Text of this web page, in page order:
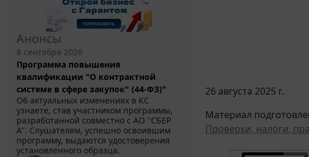
Анонсы
8 сентября 2026
Программа повышения
квалификации "О контрактной
системе в сфере закупок" (44-ФЗ)"
Об актуальных изменениях в КС
узнаете, став участником программы,
разработанной совместно с АО ''СБЕР
А". Слушателям, успешно освоившим
программу, выдаются удостоверения
установленного образца.
26 августа 2025 г.
Материал
Проверки, налоги,